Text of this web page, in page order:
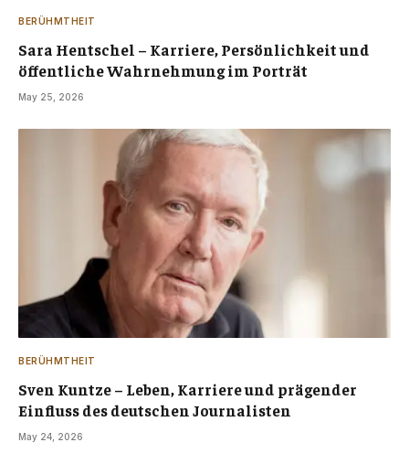
BERÜHMTHEIT
Sara Hentschel – Karriere, Persönlichkeit und
öffentliche Wahrnehmung im Porträt
May 25, 2026
BERÜHMTHEIT
Sven Kuntze – Leben, Karriere und prägender
Einfluss des deutschen Journalisten
May 24, 2026